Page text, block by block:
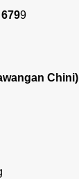
9
Chini)